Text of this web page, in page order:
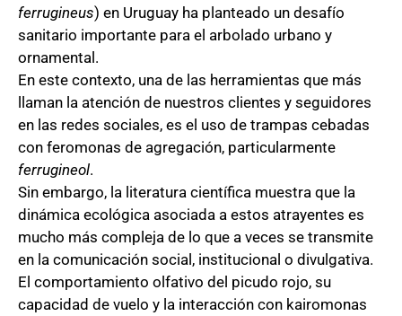
ferrugineus) en Uruguay ha planteado un desafío
sanitario importante para el arbolado urbano y
ornamental.
En este contexto, una de las herramientas que más
llaman la atención de nuestros clientes y seguidores
en las redes sociales, es el uso de trampas cebadas
con feromonas de agregación, particularmente
ferrugineol.
Sin embargo, la literatura científica muestra que la
dinámica ecológica asociada a estos atrayentes es
mucho más compleja de lo que a veces se transmite
en la comunicación social, institucional o divulgativa.
El comportamiento olfativo del picudo rojo, su
capacidad de vuelo y la interacción con kairomonas